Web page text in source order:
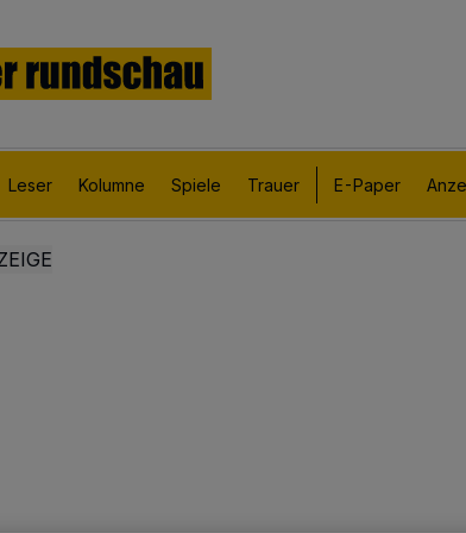
Leser Kolumne Spiele Trauer E-Paper